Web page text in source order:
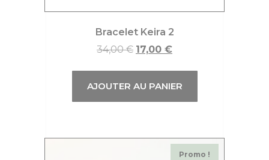
Bracelet Keira 2
34,00€ 17,00 €
AJOUTER AU PANIER
Promo !